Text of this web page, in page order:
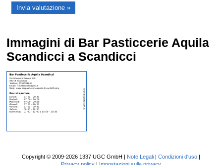
Immagini di Bar Pasticcerie Aquila
Scandicci a Scandicci
Copyright © 2009-2026 1337 UGC GmbH | Note Legali| Condizioni d'uso|